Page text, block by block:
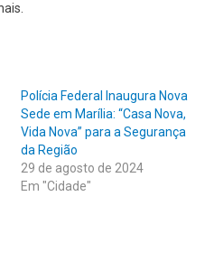
Polícia Federal Inaugura Nova
Sede em Marília: “Casa Nova,
Vida Nova” para a Segurança
da Região
29 de agosto de 2024
Em "Cidade"